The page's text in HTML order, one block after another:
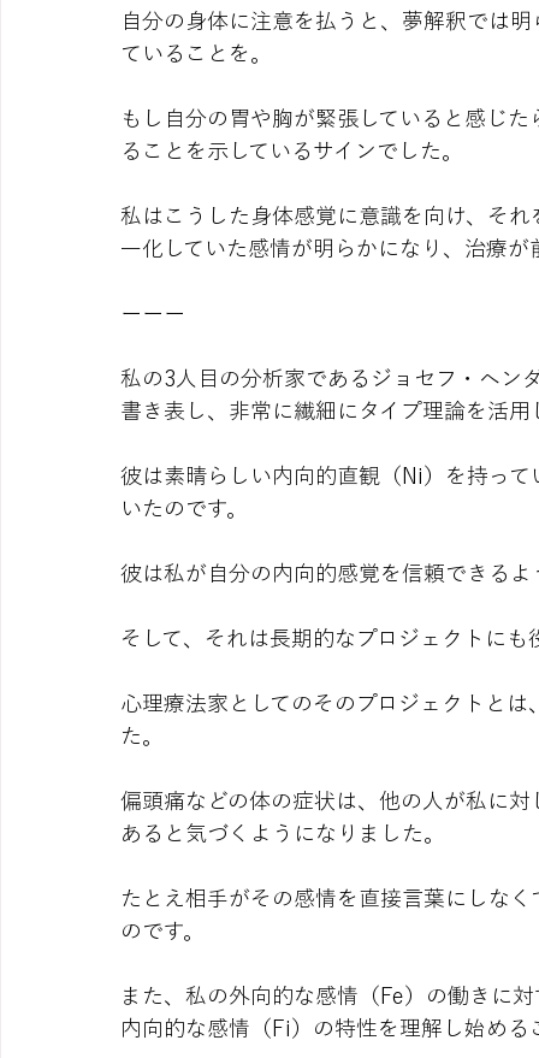
自分の身体に注意を払うと、夢解釈では
ていることを。
もし自分の胃や胸が緊張していると感じ
ることを示しているサインでした。
私はこうした身体感覚に意識を向け、そ
一化していた感情が明らかになり、治療
ーーー
私の3人目の分析家であるジョセフ・ヘン
書き表し、非常に繊細にタイプ理論を活用
彼は素晴らしい内向的直観（Ni）を持っ
いたのです。
彼は私が自分の内向的感覚を信頼できる
そして、それは長期的なプロジェクトにも
心理療法家としてのそのプロジェクトと
た。
偏頭痛などの体の症状は、他の人が私に
あると気づくようになりました。
たとえ相手がその感情を直接言葉にしな
のです。
また、私の外向的な感情（Fe）の働きに
内向的な感情（Fi）の特性を理解し始める